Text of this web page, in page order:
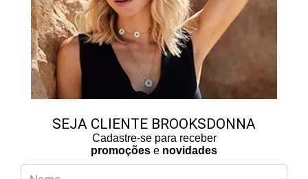
SEJA CLIENTE BROOKSDONNA
Cadastre-se para receber
promoções e novidades